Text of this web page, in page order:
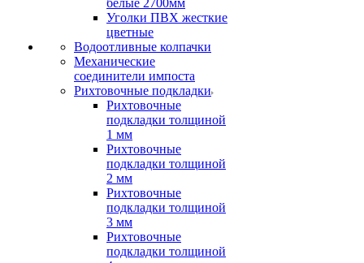
белые 2700мм
Уголки ПВХ жесткие
цветные
Водоотливные колпачки
Механические
соединители импоста
Рихтовочные подкладки
Рихтовочные
подкладки толщиной
1 мм
Рихтовочные
подкладки толщиной
2 мм
Рихтовочные
подкладки толщиной
3 мм
Рихтовочные
подкладки толщиной